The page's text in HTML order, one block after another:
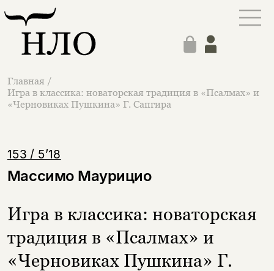
Главная /
Игра в классика: новаторская традиция в «Псалмах» и
«Черновиках Пушкина» Г. Сапгира
153 / 5’18
Массимо Маурицио
Игра в классика: новаторская
традиция в «Псалмах» и
«Черновиках Пушкина» Г.